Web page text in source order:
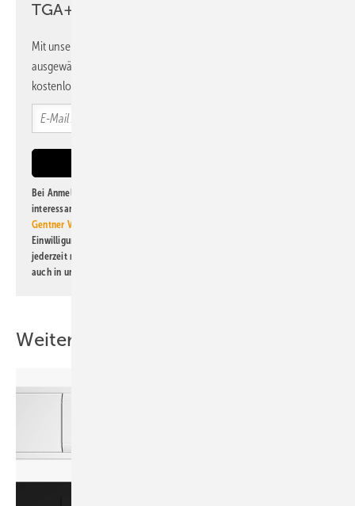
TGA+E Newsletter!
Mit unserem Newsletter erhalten Sie regelmäßig von uns
ausgewählte Informationen und Neuigkeiten, gebündelt und
kostenlos direkt ins Postfach.
Bei Anmeldung zu diesem Newsletter bin ich damit einverstanden, über
interessante Verlags- und Online-Angebote
Gentner Verlag GmbH & Co. KG
Einwilligung kann ich jederzeit widerrufen und eine Abmeldung ist
jederzeit möglich. Informationen zum Umgang mit Daten finden Sie
auch in unserer
Weitere Inhalte